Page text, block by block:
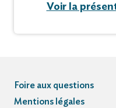
Voir la
Foire aux questions
Mentions légales